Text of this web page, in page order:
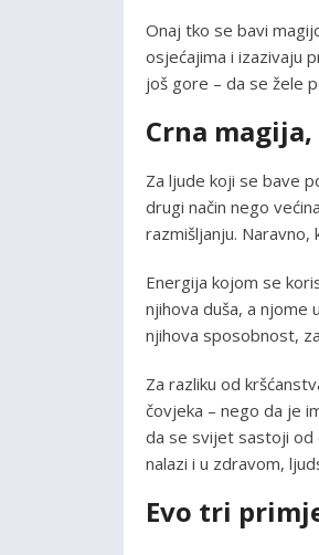
Onaj tko se bavi
osjećajima i izazivaju
još gore – da se žele
Crna
Za ljude koji se bave
drugi način nego
razmišljanju.
Energija kojom se
njihova duša, a njome
njihova sposobnost,
Za razliku od
čovjeka – nego da je
da se svijet sastoji od
nalazi i u zdravom,
Evo tri